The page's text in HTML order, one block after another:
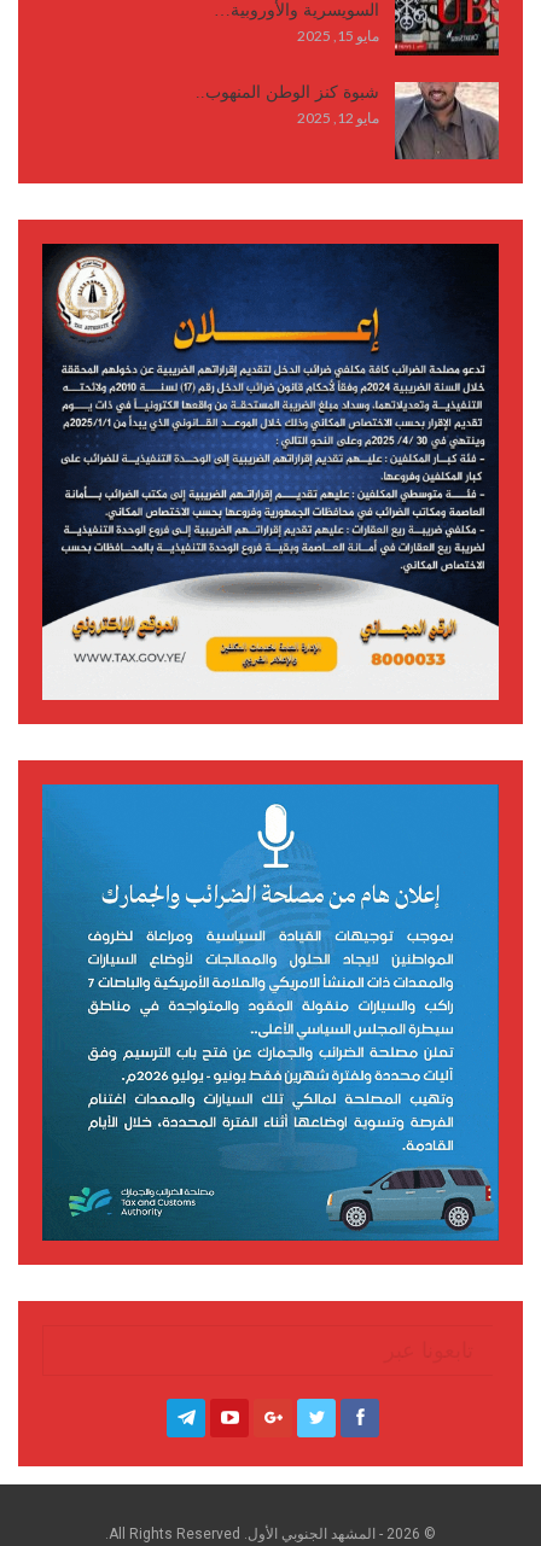
السويسرية والأوروبية…
مايو 15, 2025
شبوة كنز الوطن المنهوب..
مايو 12, 2025
© 2026 - المشهد الجنوبي الأول. All Rights Reserved.